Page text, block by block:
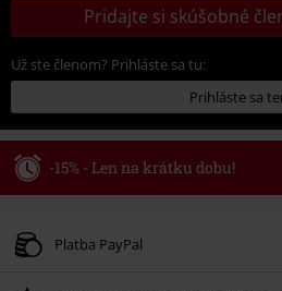
Pridajte si skúšobné
Už ste členom? Prihláste sa tu:
Prihláste sa
-15% - Len na krátku dobu!
Platné do 8/9/26
Platba PayPal